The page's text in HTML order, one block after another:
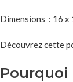
Dimensions : 16 x
Découvrez cette
Pourquoi